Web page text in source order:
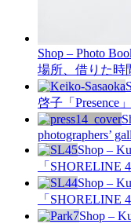
Shop – Photo
場所、借りた時
啓子「Presence」
photographers’
Shop –
「SHORELINE
Shop –
「SHORELINE
Shop –